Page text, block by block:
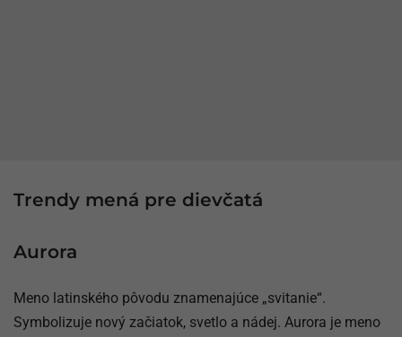
Trendy mená pre dievčatá
Aurora
Meno latinského pôvodu znamenajúce „svitanie“.
Symbolizuje nový začiatok, svetlo a nádej. Aurora je meno